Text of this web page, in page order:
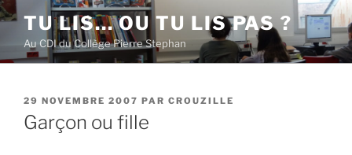
Aller
contenu
principal
TU LIS… OU TU LIS PAS ?
Au CDI du Collège Pierre Stephan
PUBLIÉ
LE
29 NOVEMBRE 2007 PAR CROUZILLE
Garçon ou fille